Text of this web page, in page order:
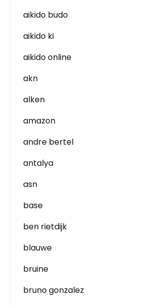
aikido budo
aikido ki
aikido online
akn
alken
amazon
andre bertel
antalya
asn
base
ben rietdijk
blauwe
bruine
bruno gonzalez